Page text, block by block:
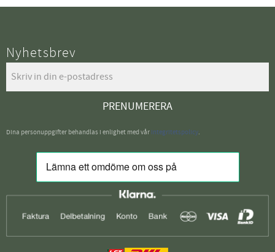
Nyhetsbrev
PRENUMERERA
Dina personuppgifter behandlas i enlighet med vår integritetspolicy.